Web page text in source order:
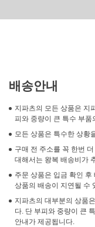
배송안내
지파츠의 모든 상품은 지
피와 중량이 큰 특수 부품
모든 상품은 특수한 상황
구매 전 주소를 꼭 한번
대해서는 왕복 배송비가
주문 상품은 입금 확인
상품의 배송이 지연될 수
지파츠의 대부분의 상품
다. 단 부피와 중량이 큰
안내가 제공됩니다.